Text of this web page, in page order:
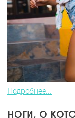
Подробнее...
НОГИ, О